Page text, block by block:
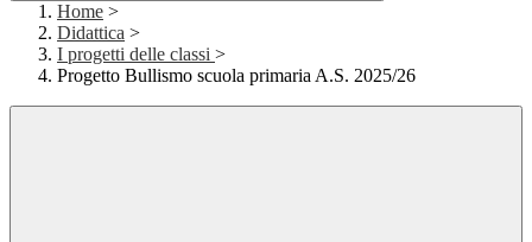
Home >
Didattica >
I progetti delle classi >
Progetto Bullismo scuola primaria A.S. 2025/26